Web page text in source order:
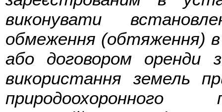
виконувати
обмеження (обтяження) в
або договором оренди
використання земель
природоохоронного